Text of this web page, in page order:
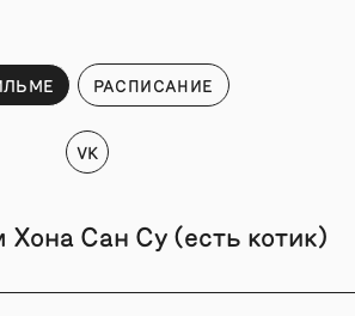
РАСПИСАНИЕ
VK
Сан Су (есть котик)